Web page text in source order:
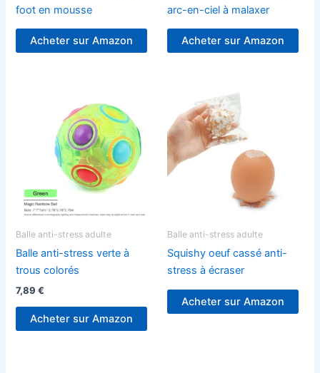
foot en mousse
Acheter sur Amazon
arc-en-ciel à malaxer
Acheter sur Amazon
Balle anti-stress adulte
Balle anti-stress verte à
trous colorés
7,89€
Acheter sur Amazon
Balle anti-stress adulte
Squishy oeuf cassé anti-
stress à écraser
Acheter sur Amazon